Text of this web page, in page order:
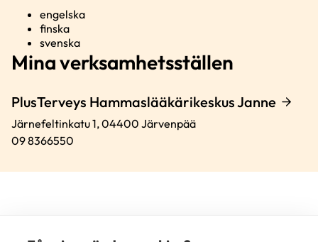
engelska
finska
svenska
Mina verksamhetsställen
PlusTerveys Hammaslääkärikeskus Janne
Järnefeltinkatu 1,04400 Järvenpää
09 8366550